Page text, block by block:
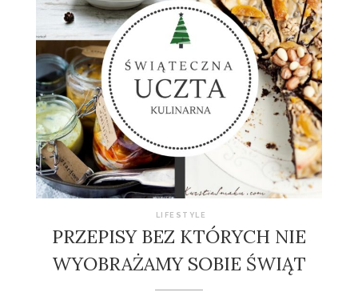
LIFESTYLE
PRZEPISY BEZ KTÓRYCH NIE
WYOBRAŻAMY SOBIE ŚWIĄT